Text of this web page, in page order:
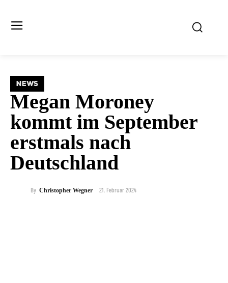
NEWS
Megan Moroney
kommt im September
erstmals nach
Deutschland
By Christopher Wegner 21. Februar 2024